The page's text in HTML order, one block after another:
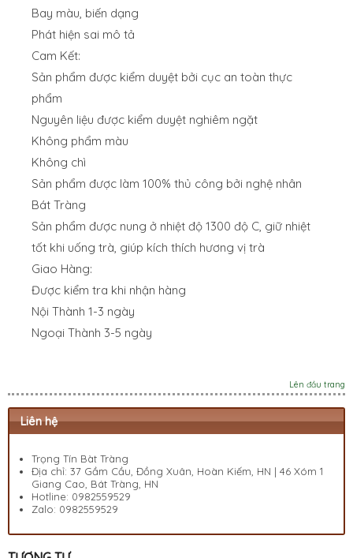
Bay màu, biến dạng
Phát hiện sai mô tả
Cam Kết:
Sản phẩm được kiểm duyệt bởi cục an toàn thực
phẩm
Nguyên liệu được kiểm duyệt nghiêm ngặt
Không phẩm màu
Không chì
Sản phẩm được làm 100% thủ công bởi nghệ nhân
Bát Tràng
Sản phẩm được nung ở nhiệt độ 1300 độ C, giữ nhiệt
tốt khi uống trà, giúp kích thích hương vị trà
Giao Hàng:
Được kiểm tra khi nhận hàng
Nội Thành 1-3 ngày
Ngoại Thành 3-5 ngày
Lên đầu trang
Liên hệ
Trọng Tín Bàt Tràng
Địa chỉ: 37 Gầm Cầu, Đồng Xuân, Hoàn Kiếm, HN | 46 Xóm 1
Giang Cao, Bát Tràng, HN
Hotline: 0982559529
Zalo: 0982559529